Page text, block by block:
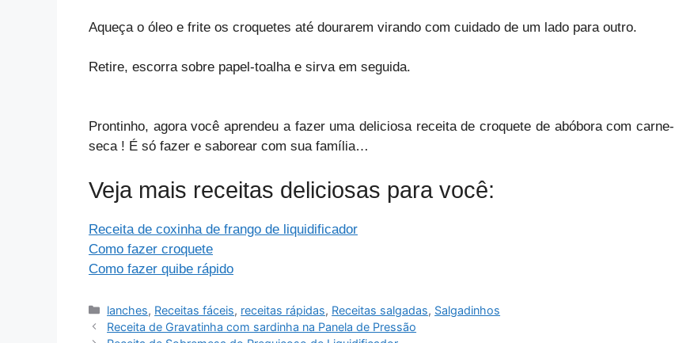
Aqueça o óleo e frite os croquetes até dourarem virando com cuidado de um lado para outro.
Retire, escorra sobre papel-toalha e sirva em seguida.
Prontinho, agora você aprendeu a fazer uma deliciosa receita de croquete de abóbora com carne-
seca ! É só fazer e saborear com sua família…
Veja mais receitas deliciosas para você:
Receita de coxinha de frango de liquidificador
Como fazer croquete
Como fazer quibe rápido
Categorias
lanches, Receitas fáceis, receitas rápidas, Receitas salgadas, Salgadinhos
Receita de Gravatinha com sardinha na Panela de Pressão